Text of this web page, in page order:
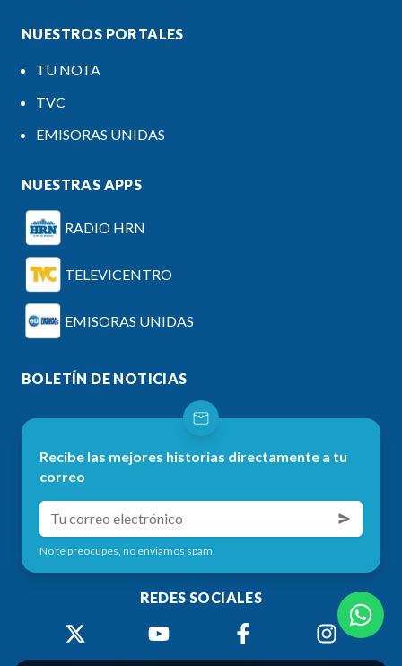
NUESTROS PORTALES
TU NOTA
TVC
EMISORAS UNIDAS
NUESTRAS APPS
RADIO HRN
TELEVICENTRO
EMISORAS UNIDAS
BOLETÍN DE NOTICIAS
Recibe las mejores historias directamente a tu
correo
No te preocupes, no enviamos spam.
REDES SOCIALES